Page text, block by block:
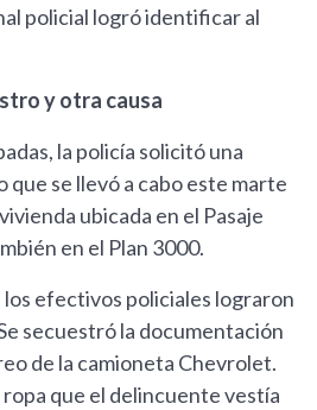
policial logró identificar al
y otra causa
la policía solicitó una
que se llevó a cabo este marte
ubicada en el Pasaje
en el Plan 3000.
efectivos policiales lograron
secuestró la documentación
de la camioneta Chevrolet.
que el delincuente vestía